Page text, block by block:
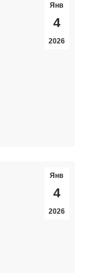
Янв
4
2026
Янв
4
2026